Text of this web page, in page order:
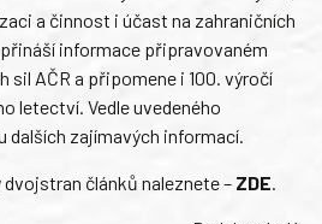
a činnost i účast na zahraničních
informace připravovaném
sil AČR a připomene i 100. výročí
letectví. Vedle uvedeného
dalších zajímavých informací.
dvojstran článků naleznete – ZDE